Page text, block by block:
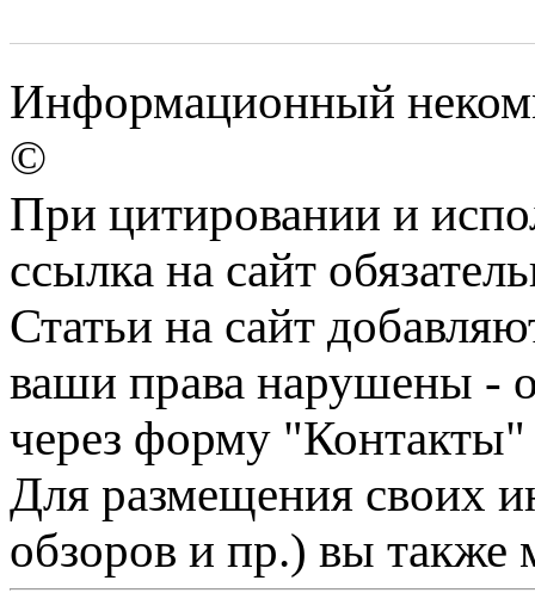
Информационный
©
При цитировании и
ссылка на сайт
Статьи на сайт
ваши права нарушены -
через форму "Контакты"
Для размещения своих
обзоров и пр.) вы также